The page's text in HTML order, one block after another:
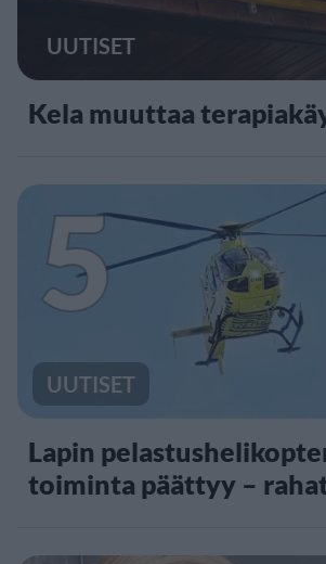
UUTISET
Kela muuttaa
5
UUTISET
Lapin
toiminta päättyy –